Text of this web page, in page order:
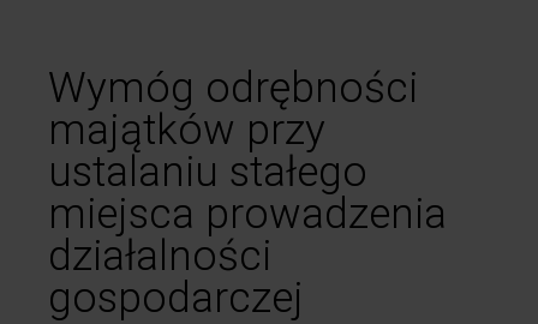
Wymóg odrębności
majątków przy
ustalaniu stałego
miejsca prowadzenia
działalności
gospodarczej